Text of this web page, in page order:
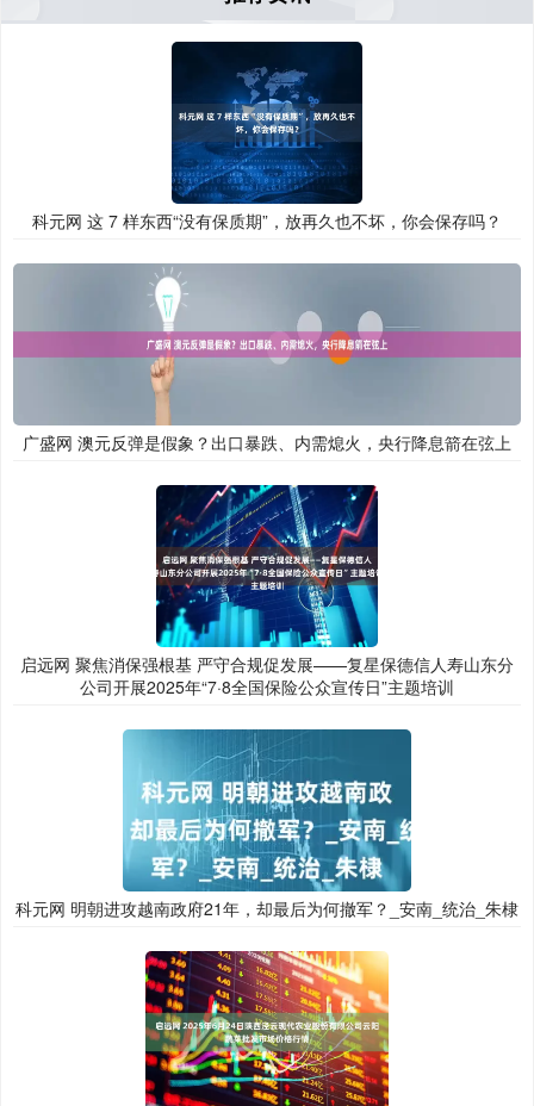
科元网 这 7 样东西“没有保质期”，放再久也不坏，你会保存吗？
广盛网 澳元反弹是假象？出口暴跌、内需熄火，央行降息箭在弦上
启远网 聚焦消保强根基 严守合规促发展——复星保德信人寿山东分
公司开展2025年“7·8全国保险公众宣传日”主题培训
科元网 明朝进攻越南政府21年，却最后为何撤军？_安南_统治_朱棣